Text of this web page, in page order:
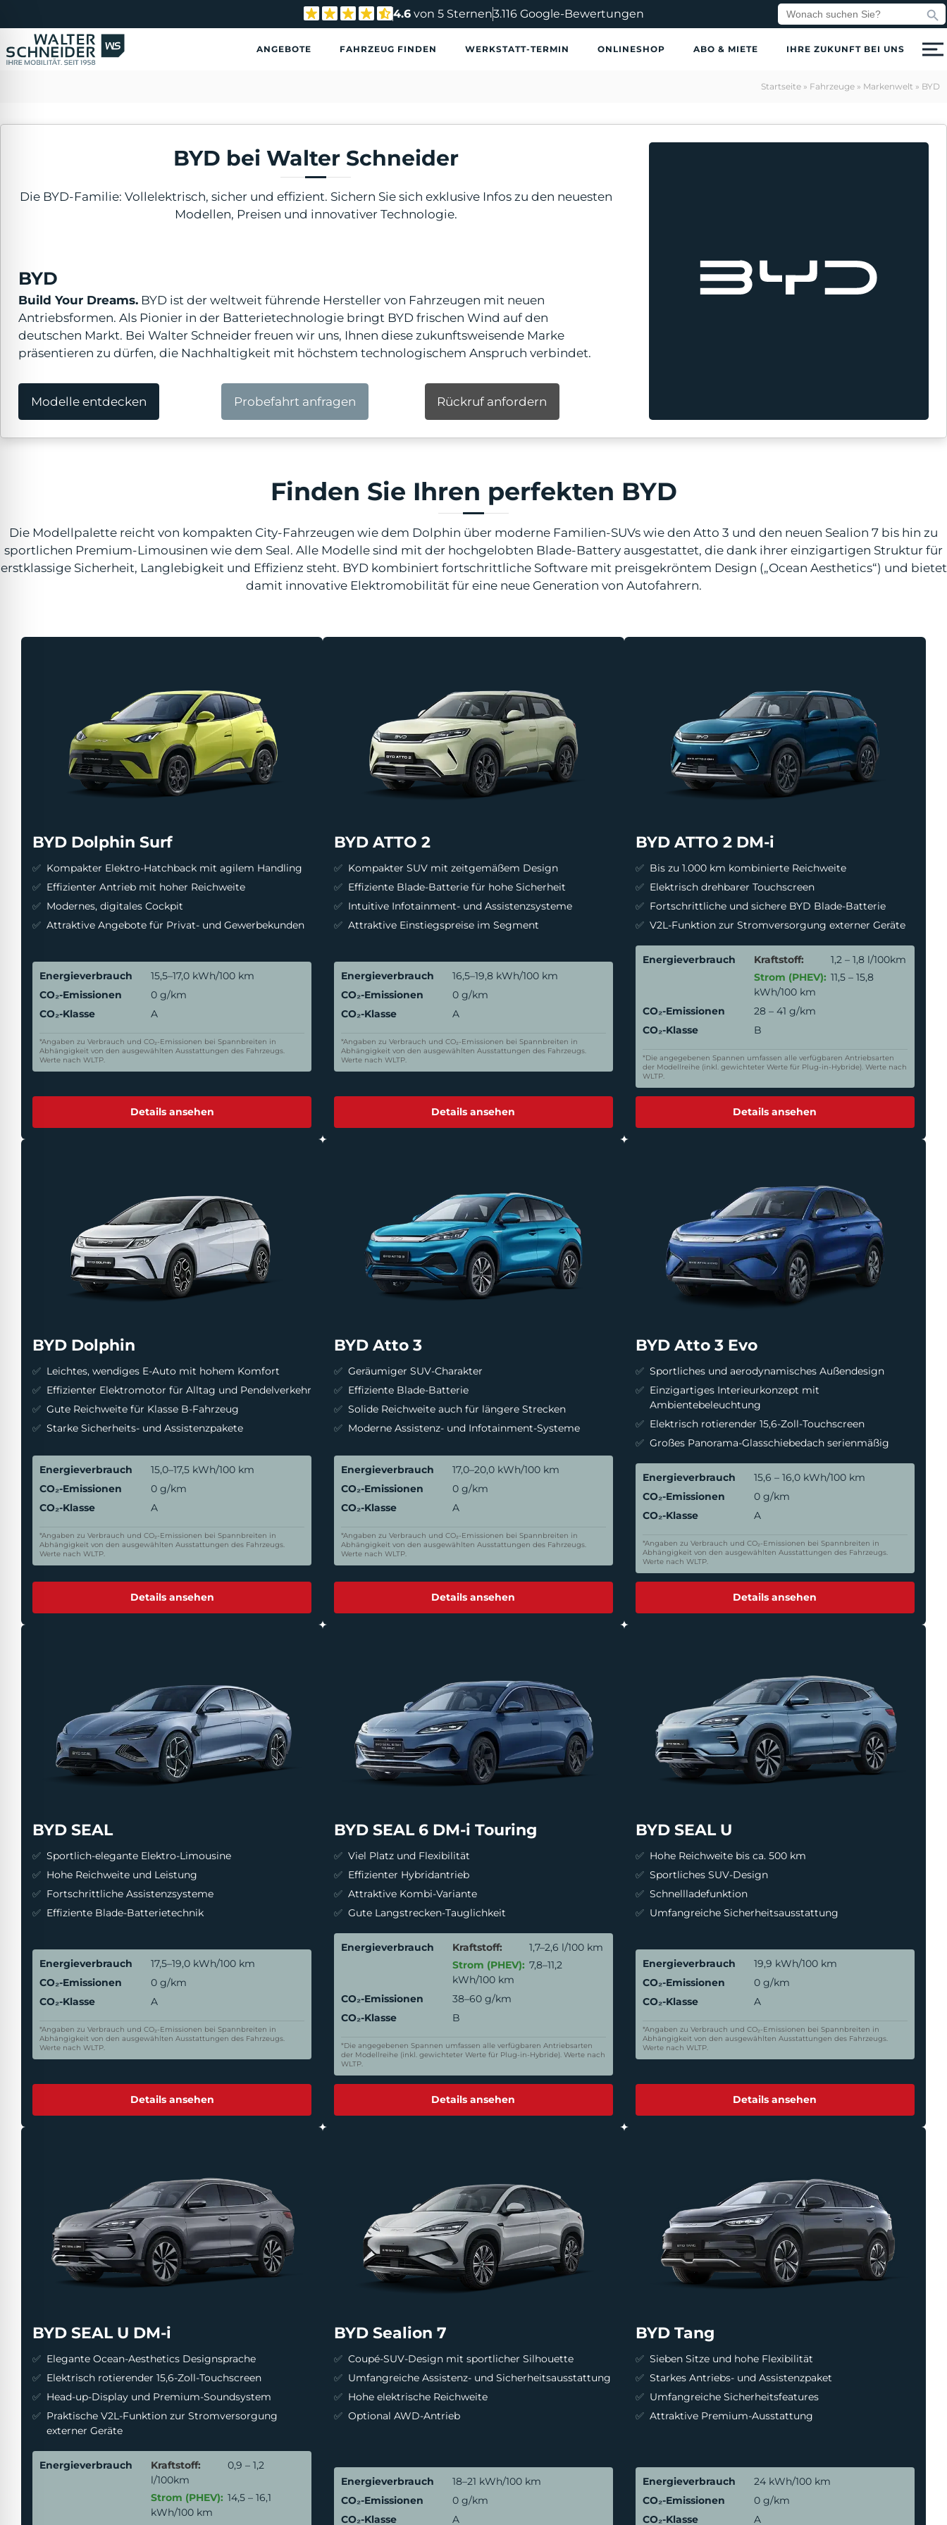
n
4.6von 5 Sternen3.116 Google-Bewertungen Search
for:
Search
ANGEBOTE FAHRZEUG FINDEN WERKSTATT-TERMIN ONLINESHOP ABO & MIETE IHRE ZUKUNFT BEI UNS
Startseite » Fahrzeuge » Markenwelt » BYD
BYD bei Walter Schneider
Die BYD-Familie: Vollelektrisch, sicher und effizient. Sichern Sie sich exklusive Infos zu den neuesten
Modellen, Preisen und innovativer Technologie.
BYD
Build Your Dreams. BYD ist der weltweit führende Hersteller von Fahrzeugen mit neuen
Antriebsformen. Als Pionier in der Batterietechnologie bringt BYD frischen Wind auf den
deutschen Markt. Bei Walter Schneider freuen wir uns, Ihnen diese zukunftsweisende Marke
präsentieren zu dürfen, die Nachhaltigkeit mit höchstem technologischem Anspruch verbindet.
Modelle entdecken Probefahrt anfragen Rückruf anfordern
Finden Sie Ihren perfekten BYD
Die Modellpalette reicht von kompakten City-Fahrzeugen wie dem Dolphin über moderne Familien-SUVs wie den Atto 3 und den neuen Sealion 7 bis hin zu
sportlichen Premium-Limousinen wie dem Seal. Alle Modelle sind mit der hochgelobten Blade-Battery ausgestattet, die dank ihrer einzigartigen Struktur für
erstklassige Sicherheit, Langlebigkeit und Effizienz steht. BYD kombiniert fortschrittliche Software mit preisgekröntem Design („Ocean Aesthetics“) und bietet
damit innovative Elektromobilität für eine neue Generation von Autofahrern.
BYD Dolphin Surf
Kompakter Elektro-Hatchback mit agilem Handling
Effizienter Antrieb mit hoher Reichweite
Modernes, digitales Cockpit
Attraktive Angebote für Privat- und Gewerbekunden
Energieverbrauch
15,5–17,0 kWh/100 km
CO₂-Emissionen
0 g/km
CO₂-Klasse
A
*Angaben zu Verbrauch und CO₂-Emissionen bei Spannbreiten in
Abhängigkeit von den ausgewählten Ausstattungen des Fahrzeugs.
Werte nach WLTP.
Details ansehen
BYD ATTO 2
Kompakter SUV mit zeitgemäßem Design
Effiziente Blade-Batterie für hohe Sicherheit
Intuitive Infotainment- und Assistenzsysteme
Attraktive Einstiegspreise im Segment
Energieverbrauch
16,5–19,8 kWh/100 km
CO₂-Emissionen
0 g/km
CO₂-Klasse
A
*Angaben zu Verbrauch und CO₂-Emissionen bei Spannbreiten in
Abhängigkeit von den ausgewählten Ausstattungen des Fahrzeugs.
Werte nach WLTP.
Details ansehen
BYD ATTO 2 DM-i
Bis zu 1.000 km kombinierte Reichweite
Elektrisch drehbarer Touchscreen
Fortschrittliche und sichere BYD Blade-Batterie
V2L-Funktion zur Stromversorgung externer Geräte
Energieverbrauch Kraftstoff:
1,2 – 1,8 l/100km
Strom (PHEV): 11,5 – 15,8
kWh/100 km
CO₂-Emissionen
28 – 41 g/km
CO₂-Klasse
B
*Die angegebenen Spannen umfassen alle verfügbaren Antriebsarten
der Modellreihe (inkl. gewichteter Werte für Plug-in-Hybride). Werte nach
WLTP.
Details ansehen
BYD Dolphin
Leichtes, wendiges E-Auto mit hohem Komfort
Effizienter Elektromotor für Alltag und Pendelverkehr
Gute Reichweite für Klasse B-Fahrzeug
Starke Sicherheits- und Assistenzpakete
Energieverbrauch
15,0–17,5 kWh/100 km
CO₂-Emissionen
0 g/km
CO₂-Klasse
A
*Angaben zu Verbrauch und CO₂-Emissionen bei Spannbreiten in
Abhängigkeit von den ausgewählten Ausstattungen des Fahrzeugs.
Werte nach WLTP.
Details ansehen
BYD Atto 3
Geräumiger SUV-Charakter
Effiziente Blade-Batterie
Solide Reichweite auch für längere Strecken
Moderne Assistenz- und Infotainment-Systeme
Energieverbrauch
17,0–20,0 kWh/100 km
CO₂-Emissionen
0 g/km
CO₂-Klasse
A
*Angaben zu Verbrauch und CO₂-Emissionen bei Spannbreiten in
Abhängigkeit von den ausgewählten Ausstattungen des Fahrzeugs.
Werte nach WLTP.
Details ansehen
BYD Atto 3 Evo
Sportliches und aerodynamisches Außendesign
Einzigartiges Interieurkonzept mit
Ambientebeleuchtung
Elektrisch rotierender 15,6-Zoll-Touchscreen
Großes Panorama-Glasschiebedach serienmäßig
Energieverbrauch
15,6 – 16,0 kWh/100 km
CO₂-Emissionen
0 g/km
CO₂-Klasse
A
*Angaben zu Verbrauch und CO₂-Emissionen bei Spannbreiten in
Abhängigkeit von den ausgewählten Ausstattungen des Fahrzeugs.
Werte nach WLTP.
Details ansehen
BYD SEAL
Sportlich-elegante Elektro-Limousine
Hohe Reichweite und Leistung
Fortschrittliche Assistenzsysteme
Effiziente Blade-Batterietechnik
Energieverbrauch
17,5–19,0 kWh/100 km
CO₂-Emissionen
0 g/km
CO₂-Klasse
A
*Angaben zu Verbrauch und CO₂-Emissionen bei Spannbreiten in
Abhängigkeit von den ausgewählten Ausstattungen des Fahrzeugs.
Werte nach WLTP.
Details ansehen
BYD SEAL 6 DM-i Touring
Viel Platz und Flexibilität
Effizienter Hybridantrieb
Attraktive Kombi-Variante
Gute Langstrecken-Tauglichkeit
Energieverbrauch Kraftstoff:
1,7–2,6 l/100 km
Strom (PHEV): 7,8–11,2
kWh/100 km
CO₂-Emissionen
38–60 g/km
CO₂-Klasse
B
*Die angegebenen Spannen umfassen alle verfügbaren Antriebsarten
der Modellreihe (inkl. gewichteter Werte für Plug-in-Hybride). Werte nach
WLTP.
Details ansehen
BYD SEAL U
Hohe Reichweite bis ca. 500 km
Sportliches SUV-Design
Schnellladefunktion
Umfangreiche Sicherheitsausstattung
Energieverbrauch
19,9 kWh/100 km
CO₂-Emissionen
0 g/km
CO₂-Klasse
A
*Angaben zu Verbrauch und CO₂-Emissionen bei Spannbreiten in
Abhängigkeit von den ausgewählten Ausstattungen des Fahrzeugs.
Werte nach WLTP.
Details ansehen
BYD SEAL U DM-i
Elegante Ocean-Aesthetics Designsprache
Elektrisch rotierender 15,6-Zoll-Touchscreen
Head-up-Display und Premium-Soundsystem
Praktische V2L-Funktion zur Stromversorgung
externer Geräte
Energieverbrauch Kraftstoff:
0,9 – 1,2
l/100km
Strom (PHEV): 14,5 – 16,1
kWh/100 km
BYD Sealion 7
Coupé-SUV-Design mit sportlicher Silhouette
Umfangreiche Assistenz- und Sicherheitsausstattung
Hohe elektrische Reichweite
Optional AWD-Antrieb
Energieverbrauch
18–21 kWh/100 km
CO₂-Emissionen
0 g/km
CO₂-Klasse
A
BYD Tang
Sieben Sitze und hohe Flexibilität
Starkes Antriebs- und Assistenzpaket
Umfangreiche Sicherheitsfeatures
Attraktive Premium-Ausstattung
Energieverbrauch
24 kWh/100 km
CO₂-Emissionen
0 g/km
CO₂-Klasse
A
Modus
Profil
Modus